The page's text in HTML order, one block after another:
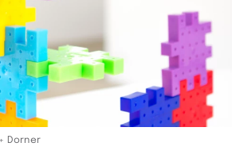
Dorner